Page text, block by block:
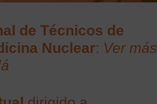
de Técnicos de
Nuclear: Ver más